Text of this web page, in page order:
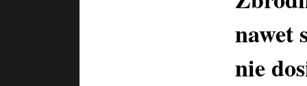
nawet
nie